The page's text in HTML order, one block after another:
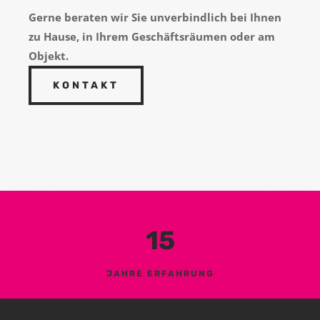
Gerne beraten wir Sie unverbindlich bei Ihnen
zu Hause, in Ihrem Geschäftsräumen oder am
Objekt.
KONTAKT
15
JAHRE ERFAHRUNG